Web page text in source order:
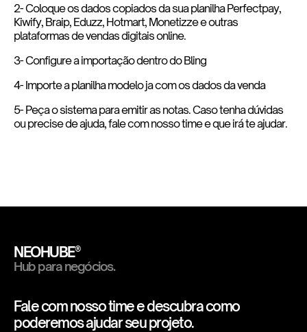
2- Coloque os dados copiados da sua planilha Perfectpay,
Kiwify, Braip, Eduzz, Hotmart, Monetizze e outras
plataformas de vendas digitais online.
3- Configure a importação dentro do Bling
4- Importe a planilha modelo ja com os dados da venda
5- Peça o sistema para emitir as notas. Caso tenha dúvidas
ou precise de ajuda, fale com nosso time e que irá te ajudar.
NEOHUBE®
Hub para negócios.
Fale com nosso time e descubra como
poderemos ajudar seu projeto.